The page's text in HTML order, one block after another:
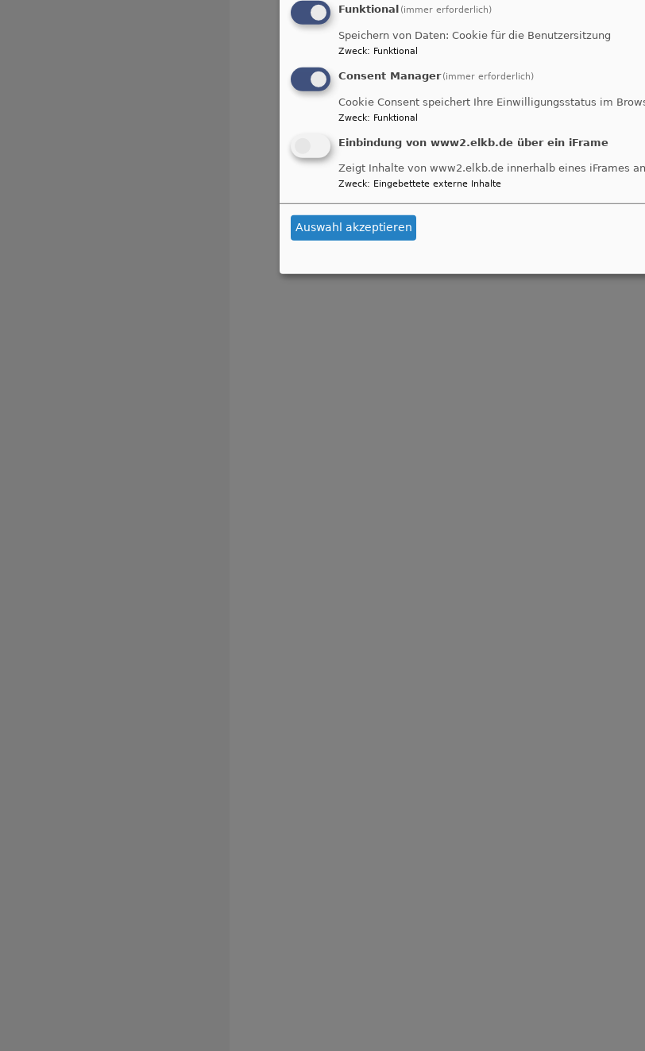
Funktional (immer erforderlich)
Speichern von Daten: Cookie für die Benutzersitzung
Zweck: Funktional
Consent Manager (immer erforderlich)
Cookie Consent speichert Ihre Einwilligungsstatus im
Zweck: Funktional
Einbindung von www2.elkb.de über ein iFrame
Zeigt Inhalte von www2.elkb.de innerhalb eines iFrames
Zweck: Eingebettete externe Inhalte
Auswahl akzeptieren